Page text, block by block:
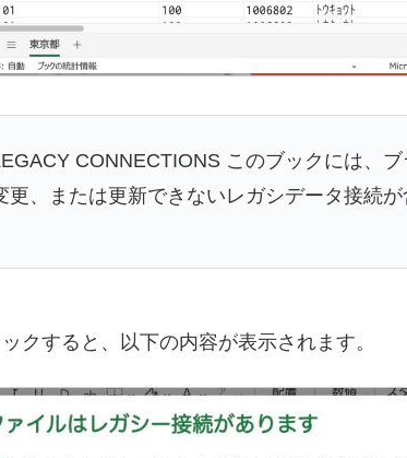
CONNECTIONS このブックには、ブ
更、または更新できないレガシデータ接続が
クすると、以下の内容が表示されます。